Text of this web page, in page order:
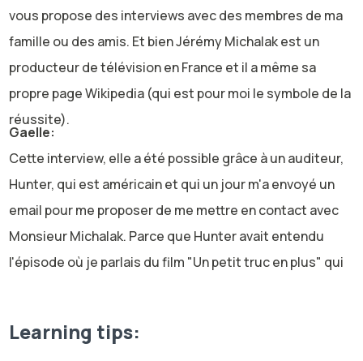
vous propose des interviews avec des membres de ma
famille ou des amis. Et bien Jérémy Michalak est un
producteur de télévision en France et il a même sa
propre page Wikipedia (qui est pour moi le symbole de la
réussite).
Gaelle:
Cette interview, elle a été possible grâce à un auditeur,
Hunter, qui est américain et qui un jour m'a envoyé un
email pour me proposer de me mettre en contact avec
Monsieur Michalak. Parce que Hunter avait entendu
l'épisode où je parlais du film "Un petit truc en plus" qui
handicap. Et donc, grâce à cet auditeur, nous nous
Learning tips: